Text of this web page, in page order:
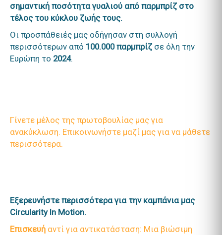
σημαντική ποσότητα γυαλιού από παρμπρίζ στο
τέλος του κύκλου ζωής τους.
Οι προσπάθειές μας οδήγησαν στη συλλογή
περισσότερων από 100.000 παρμπρίζ σε όλη την
Ευρώπη το 2024.
Γίνετε μέλος της πρωτοβουλίας μας για
ανακύκλωση. Επικοινωνήστε μαζί μας για να μάθετε
περισσότερα.
Εξερευνήστε περισσότερα για την καμπάνια μας
Circularity In Motion.
Επισκευή αντί για αντικατάσταση: Μια βιώσιμη